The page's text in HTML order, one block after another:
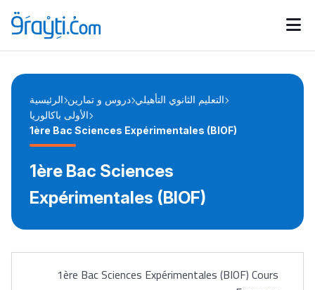
Catégories
d'actualités
Annonces bourses
الرئيسية دروس و تمارين التعليم الثانوي التأهيلي
الأولى باكالوريا
1ère Bac Sciences Expérimentales (BIOF)
1ère Bac Sciences
Expérimentales (BIOF)
1ère Bac Sciences Expérimentales (BIOF) Cours